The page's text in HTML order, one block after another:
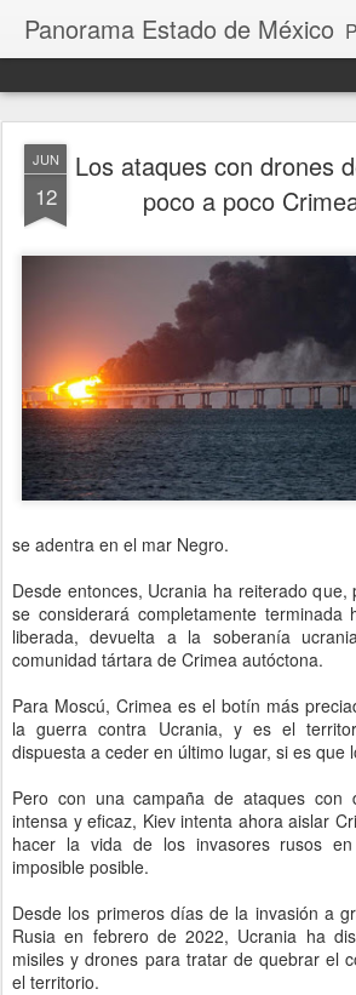
Panorama Estado de México
JUN
12
Los ataques con drones
poco a poco
se adentra en el mar Negro.
Desde entonces, Ucrania ha reiterado que,
se considerará completamente terminada
liberada, devuelta a la soberanía
comunidad tártara de Crimea autóctona.
Para Moscú, Crimea es el botín más
la guerra contra Ucrania, y es el
dispuesta a ceder en último lugar, si es que
Pero con una campaña de ataques con
intensa y eficaz, Kiev intenta ahora aislar
hacer la vida de los invasores rusos
imposible posible.
Desde los primeros días de la invasión a
Rusia en febrero de 2022, Ucrania ha
misiles y drones para tratar de quebrar el
el territorio.